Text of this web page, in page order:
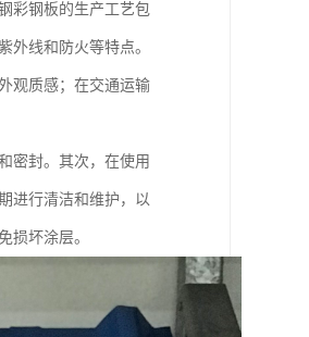
彩钢板的生产工艺包
外线和防火等特点。
观质感；在交通运输
密封。其次，在使用
进行清洁和维护，以
损坏涂层。